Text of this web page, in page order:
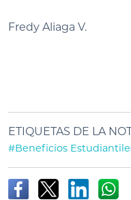
Fredy Aliaga V.
ETIQUETAS DE LA
#Beneficios